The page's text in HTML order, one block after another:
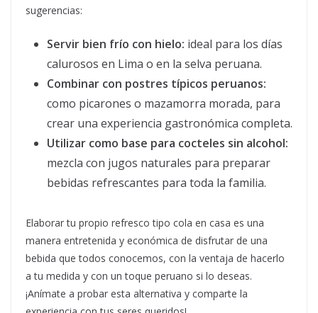
sugerencias:
Servir bien frío con hielo: ideal para los días
calurosos en Lima o en la selva peruana.
Combinar con postres típicos peruanos:
como picarones o mazamorra morada, para
crear una experiencia gastronómica completa.
Utilizar como base para cocteles sin alcohol:
mezcla con jugos naturales para preparar
bebidas refrescantes para toda la familia.
Elaborar tu propio refresco tipo cola en casa es una
manera entretenida y económica de disfrutar de una
bebida que todos conocemos, con la ventaja de hacerlo
a tu medida y con un toque peruano si lo deseas.
¡Anímate a probar esta alternativa y comparte la